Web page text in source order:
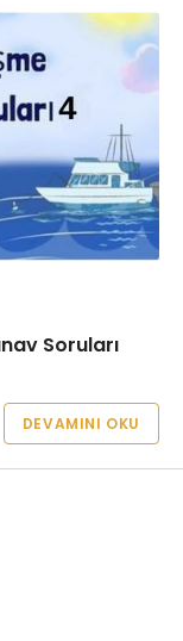
Soruları
DEVAMINI OKU